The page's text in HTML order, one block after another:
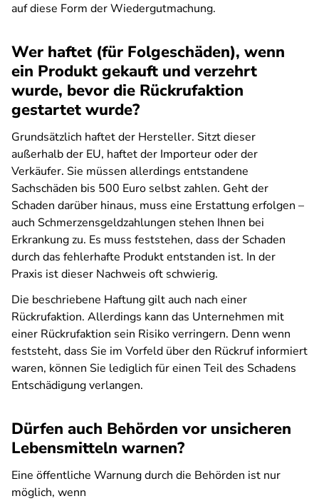
auf diese Form der Wiedergutmachung.
Wer haftet (für Folgeschäden), wenn
ein Produkt gekauft und verzehrt
wurde, bevor die Rückrufaktion
gestartet wurde?
Grundsätzlich haftet der Hersteller. Sitzt dieser
außerhalb der EU, haftet der Importeur oder der
Verkäufer. Sie müssen allerdings entstandene
Sachschäden bis 500 Euro selbst zahlen. Geht der
Schaden darüber hinaus, muss eine Erstattung erfolgen –
auch Schmerzensgeldzahlungen stehen Ihnen bei
Erkrankung zu. Es muss feststehen, dass der Schaden
durch das fehlerhafte Produkt entstanden ist. In der
Praxis ist dieser Nachweis oft schwierig.
Die beschriebene Haftung gilt auch nach einer
Rückrufaktion. Allerdings kann das Unternehmen mit
einer Rückrufaktion sein Risiko verringern. Denn wenn
feststeht, dass Sie im Vorfeld über den Rückruf informiert
waren, können Sie lediglich für einen Teil des Schadens
Entschädigung verlangen.
Dürfen auch Behörden vor unsicheren
Lebensmitteln warnen?
Eine öffentliche Warnung durch die Behörden ist nur
möglich, wenn